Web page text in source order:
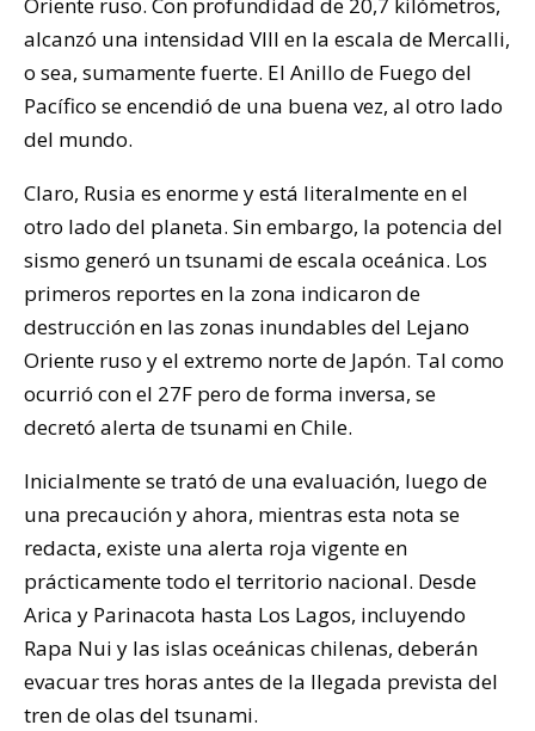
Oriente ruso. Con profundidad de 20,7 kilómetros,
alcanzó una intensidad VIII en la escala de Mercalli,
o sea, sumamente fuerte. El Anillo de Fuego del
Pacífico se encendió de una buena vez, al otro lado
del mundo.
Claro, Rusia es enorme y está literalmente en el
otro lado del planeta. Sin embargo, la potencia del
sismo generó un tsunami de escala oceánica. Los
primeros reportes en la zona indicaron de
destrucción en las zonas inundables del Lejano
Oriente ruso y el extremo norte de Japón. Tal como
ocurrió con el 27F pero de forma inversa, se
decretó alerta de tsunami en Chile.
Inicialmente se trató de una evaluación, luego de
una precaución y ahora, mientras esta nota se
redacta, existe una alerta roja vigente en
prácticamente todo el territorio nacional. Desde
Arica y Parinacota hasta Los Lagos, incluyendo
Rapa Nui y las islas oceánicas chilenas, deberán
evacuar tres horas antes de la llegada prevista del
tren de olas del tsunami.